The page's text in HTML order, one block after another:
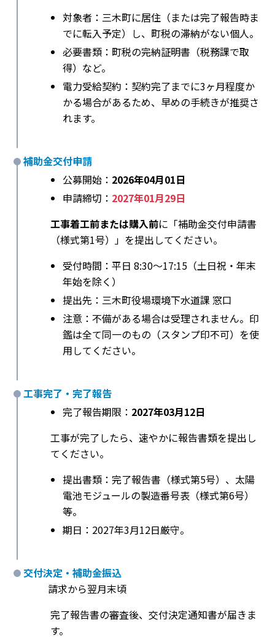
対象者：三木町に居住（または完了報告時ま
でに転入予定）し、町税の滞納がない個人。
必要書類：町税の完納証明書（税務課で取
得）など。
電力受給契約：契約完了までに3ヶ月程度か
かる場合があるため、早めの手続きが推奨さ
れます。
補助金交付申請
公募開始： 2026年04月01日
申請締切： 2027年01月29日
工事着工前または購入前に「補助金交付申請書
（様式第1号）」を提出してください。
受付時間：平日 8:30〜17:15（土日祝・年末
年始を除く）
提出先：三木町役場環境下水道課 窓口
注意：不備がある場合は受理されません。印
鑑は全て同一のもの（スタンプ印不可）を使
用してください。
工事完了・完了報告
完了報告期限： 2027年03月12日
工事が完了したら、速やかに報告書類を提出し
てください。
提出書類：完了報告書（様式第5号）、太陽
電池モジュールの製造番号表（様式第6号）
等。
期日：2027年3月12日厳守。
交付決定・補助金振込
請求から翌月末頃
完了報告書の審査後、交付決定通知書が届きま
す。